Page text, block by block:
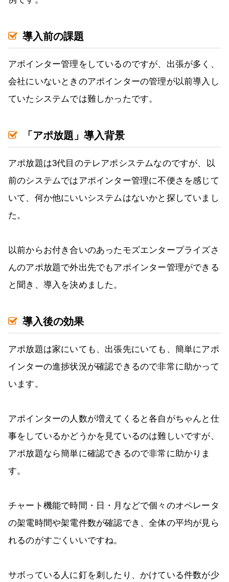
導入前の課題
アポインター管理をしているのですが、出張が多く、
会社にいないときのアポインターの管理が以前導入し
ていたシステムでは難しかったです。
「アポ放題」導入背景
アポ放題は3代目のテレアポシステムなのですが、以
前のシステムではアポインター管理に不便さを感じて
いて、何か他にいいシステムはないかと探していまし
た。
以前からお付き合いのあったモズエンタープライズさ
んのアポ放題で外出先でもアポインター管理ができる
と聞き、導入を決めました。
導入後の効果
アポ放題は家にいても、出張先にいても、簡単にアポ
インターの進捗状況が確認できるので非常に助かって
います。
アポインターの人数が増えてくると各自がちゃんと仕
事をしているかどうかを見ているのは難しいですが、
アポ放題なら簡単に確認できるので非常に助かりま
す。
チャート機能で時間・日・月などで個々のオペレータ
の架電時間や架電件数が確認でき、全体の平均が見ら
れるのがすごくいいですね。
サボっている人に釘を刺したり、かけている件数が少